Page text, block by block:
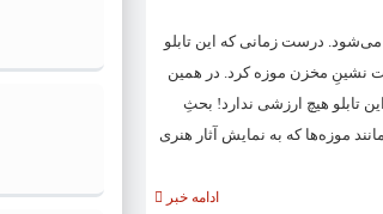
درست زمانی که این تابلو
نشینِ مخزن موزه کرد. در همین
تابلو هیچ ارزشی ندارد! بحثِ
موزه‌ها که به نمایش آثار هنری
ادامه خبر